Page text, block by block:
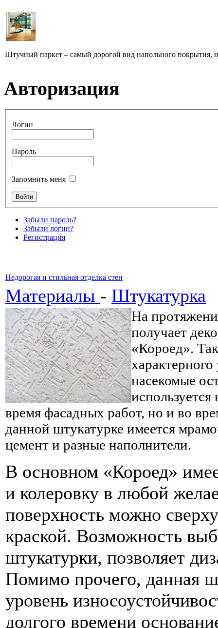
Штучный паркет – самый дорогой вид напольного покрытия,
Авторизация
Логин
Пароль
Запомнить меня
Забыли пароль?
Забыли логин?
Регистрация
Недорогая и стильная отделка стен
Материалы - Штукатурка
На
получает
«Короед».
насекомые
время фасадных работ, но и во
данной штукатурке имеется
цемент и разные наполнители.
В основном «Короед»
и колеровку в любой
поверхность можно
краской. Возможность
штукатурки, позволяет
Помимо прочего, данная
уровень
долгого времени